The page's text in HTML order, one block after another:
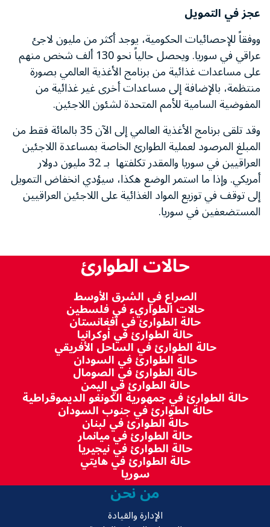
عجز في التمويل
ووفقاً للإحصائيات الحكومية، يوجد أكثر من مليون لاجئ
عراقي في سوريا. ويحصل حالياً نحو 130 ألف شخص منهم
على مساعدات غذائية من برنامج الأغذية العالمي بصورة
منتظمة، بالإضافة إلى مساعدات أخرى غير غذائية من
المفوضية السامية للأمم المتحدة لشئون اللاجئين.
وقد تلقى برنامج الأغذية العالمي إلى الآن 35 بالمائة فقط من
المبلغ المرصود لعملية الطوارئ الخاصة بمساعدة اللاجئين
العراقيين في سوريا والمقدر تكلفتها بـ 32 مليون دولار
أمريكي. وإذا ما استمر الوضع هكذا، سيؤدي انخفاض التمويل
إلى توقف في توزيع المواد الغذائية على اللاجئين العراقيين
المستضعفين في سوريا.
حالات الطوارئ
الصراع في الشرق الأوسط
حالات الطواريء في فلسطين
حالة الطوارئ في أفغانستان
حالة الطوارئ في أوكرانيا
حالة الطوارئ في الساحل الأفريقي
حالة الطوارئ في السودان
حالة الطوارئ في الصومال
حالة الطوارئ في اليمن
حالة الطوارئ في جمهورية الكونغو الديموقراطية
حالة الطوارئ في جنوب السودان
حالة الطوارئ في لبنان
حالة الطوارئ في ميانمار
حالة الطوارئ في نيجيريا
حالة الطوارئ في هايتي
سوريا
من نحن
الإدارة والقيادة